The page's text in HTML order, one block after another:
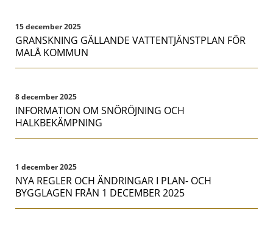
15 december 2025
GRANSKNING GÄLLANDE VATTENTJÄNSTPLAN FÖR
MALÅ KOMMUN
8 december 2025
INFORMATION OM SNÖRÖJNING OCH
HALKBEKÄMPNING
1 december 2025
NYA REGLER OCH ÄNDRINGAR I PLAN- OCH
BYGGLAGEN FRÅN 1 DECEMBER 2025